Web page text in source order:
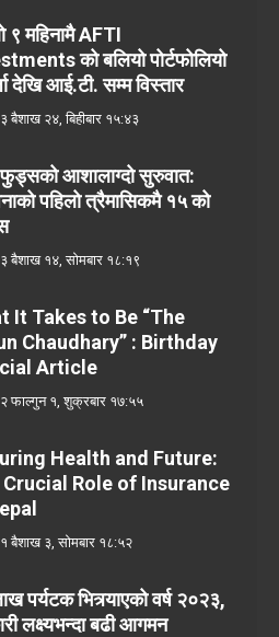
९ महिनामै AFTI
को बलियो पोर्टफोलियो
देखि आई.टी. सम्म विस्तार
बैशाख २४, बिहीबार १५:४३
आशालाग्दो सुरुवात:
पहिलो त्रैमासिकमै १५ को
बैशाख १४, सोमबार १८:१९
It Takes to Be “The
Chaudhary” : Birthday
Article
फाल्गुन १, शुक्रबार १७:५५
Health and Future:
Crucial Role of Insurance
बैशाख ३, सोमबार १८:५२
पर्यटक भित्र्याएको वर्ष २०२३,
लक्ष्यभन्दा बढी आगमन